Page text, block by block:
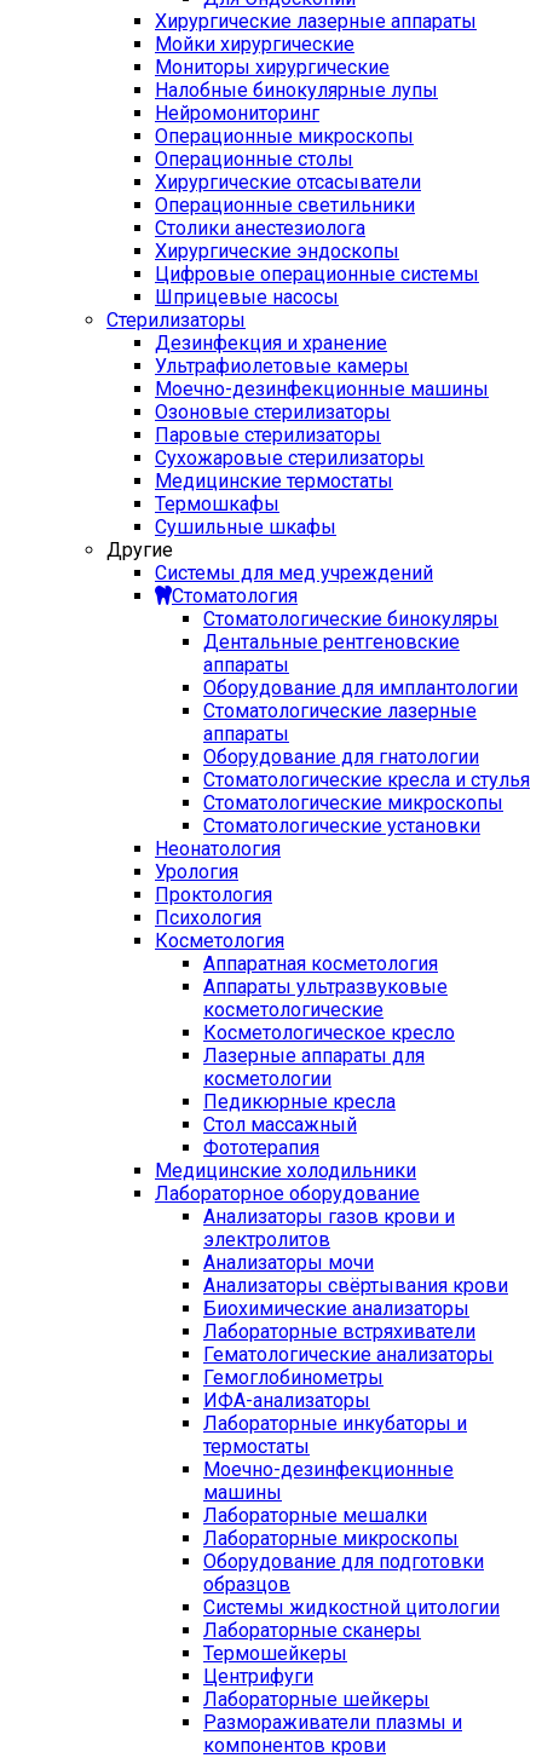
Хирургические лазерные аппараты
Мойки хирургические
Мониторы хирургические
Налобные бинокулярные лупы
Нейромониторинг
Операционные микроскопы
Операционные столы
Хирургические отсасыватели
Операционные светильники
Столики анестезиолога
Хирургические эндоскопы
Цифровые операционные системы
Шприцевые насосы
Стерилизаторы
Дезинфекция и хранение
Ультрафиолетовые камеры
Моечно-дезинфекционные машины
Озоновые стерилизаторы
Паровые стерилизаторы
Сухожаровые стерилизаторы
Медицинские термостаты
Термошкафы
Сушильные шкафы
Другие
Системы для мед учреждений
Стоматология
Стоматологические бинокуляры
Дентальные рентгеновские
аппараты
Оборудование для имплантологии
Стоматологические лазерные
аппараты
Оборудование для гнатологии
Стоматологические кресла и стулья
Стоматологические микроскопы
Стоматологические установки
Неонатология
Урология
Проктология
Психология
Косметология
Аппаратная косметология
Аппараты ультразвуковые
косметологические
Косметологическое кресло
Лазерные аппараты для
косметологии
Педикюрные кресла
Стол массажный
Фототерапия
Медицинские холодильники
Лабораторное оборудование
Анализаторы газов крови и
электролитов
Анализаторы мочи
Анализаторы свёртывания крови
Биохимические анализаторы
Лабораторные встряхиватели
Гематологические анализаторы
Гемоглобинометры
ИФА-анализаторы
Лабораторные инкубаторы и
термостаты
Моечно-дезинфекционные
машины
Лабораторные мешалки
Лабораторные микроскопы
Оборудование для подготовки
образцов
Системы жидкостной цитологии
Лабораторные сканеры
Термошейкеры
Центрифуги
Лабораторные шейкеры
Размораживатели плазмы и
компонентов крови